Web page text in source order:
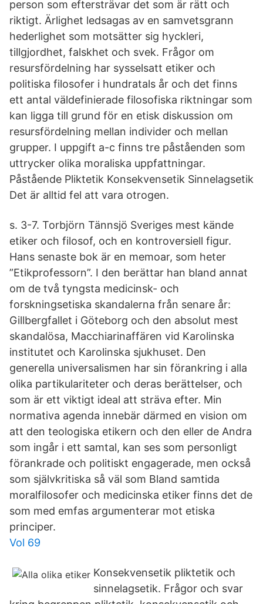
person som eftersträvar det som är rätt och
riktigt. Ärlighet ledsagas av en samvetsgrann
hederlighet som motsätter sig hyckleri,
tillgjordhet, falskhet och svek. Frågor om
resursfördelning har sysselsatt etiker och
politiska filosofer i hundratals år och det finns
ett antal väldefinierade filosofiska riktningar som
kan ligga till grund för en etisk diskussion om
resursfördelning mellan individer och mellan
grupper. I uppgift a-c finns tre påståenden som
uttrycker olika moraliska uppfattningar.
Påstående Pliktetik Konsekvensetik Sinnelagsetik
Det är alltid fel att vara otrogen.
s. 3-7. Torbjörn Tännsjö Sveriges mest kände
etiker och filosof, och en kontroversiell figur.
Hans senaste bok är en memoar, som heter
”Etikprofessorn”. I den berättar han bland annat
om de två tyngsta medicinsk- och
forskningsetiska skandalerna från senare år:
Gillbergfallet i Göteborg och den absolut mest
skandalösa, Macchiarinaffären vid Karolinska
institutet och Karolinska sjukhuset. Den
generella universalismen har sin förankring i alla
olika partikulariteter och deras berättelser, och
som är ett viktigt ideal att sträva efter. Min
normativa agenda innebär därmed en vision om
att den teologiska etikern och den eller de Andra
som ingår i ett samtal, kan ses som personligt
förankrade och politiskt engagerade, men också
som självkritiska så väl som Bland samtida
moralfilosofer och medicinska etiker finns det de
som med emfas argumenterar mot etiska
principer.
Vol 69
Konsekvensetik pliktetik och
sinnelagsetik. Frågor och svar